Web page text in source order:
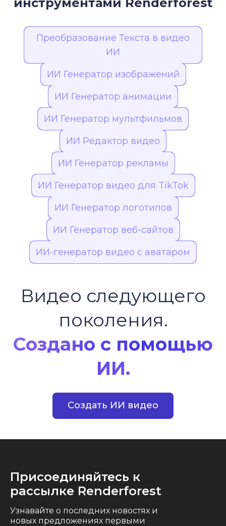
разрешению и дополнительным функциям
Преобразование Текста в видео
ИИ
ИИ Генератор изображений
ИИ Генератор анимации
ИИ Генератор мультфильмов
ИИ Редактор видео
ИИ Генератор рекламы
ИИ Генератор видео для TikTok
ИИ Генератор логотипов
ИИ Генератор веб-сайтов
ИИ-генератор видео с аватаром
Видео следующего
поколения.
Создано с помощью
ИИ.
Создать ИИ видео
Присоединяйтесь к
рассылке Renderforest
Узнавайте о последних новостях и
новых предложениях первыми